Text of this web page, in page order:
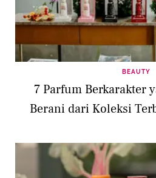
BEAUTY
7 Parfum Berkarakter
Berani dari Koleksi